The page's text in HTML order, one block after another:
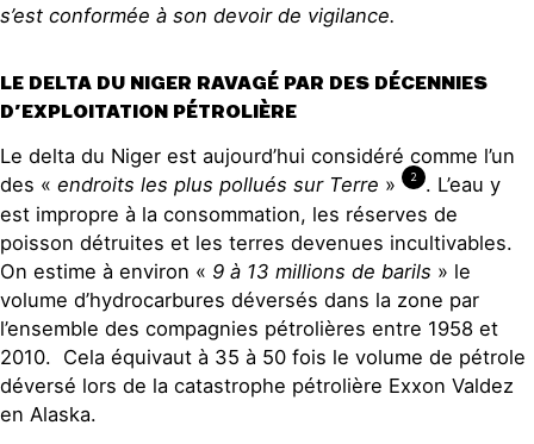
s’est conformée à son devoir de vigilance.
LE DELTA DU NIGER RAVAGÉ PAR DES DÉCENNIES
D’EXPLOITATION PÉTROLIÈRE
Le delta du Niger est aujourd’hui considéré comme l’un
des « endroits les plus pollués sur Terre » 2
. L’eau y
est impropre à la consommation, les réserves de
poisson détruites et les terres devenues incultivables.
On estime à environ « 9 à 13 millions de barils » le
volume d’hydrocarbures déversés dans la zone par
l’ensemble des compagnies pétrolières entre 1958 et
2010. Cela équivaut à 35 à 50 fois le volume de pétrole
déversé lors de la catastrophe pétrolière Exxon Valdez
en Alaska.